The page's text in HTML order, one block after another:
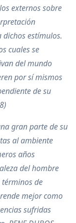
externos sobre
estímulos.
cuales se
del mundo
por sí mismos
de su
gran parte de su
al ambiente
años
del hombre
de
mejor como
sufridas